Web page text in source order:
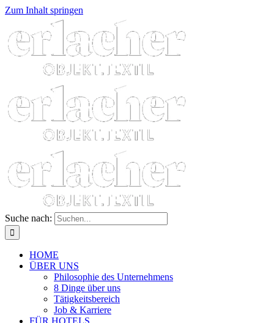
Zum Inhalt springen
Suche nach:
HOME
ÜBER UNS
Philosophie des Unternehmens
8 Dinge über uns
Tätigkeitsbereich
Job & Karriere
FÜR HOTELS